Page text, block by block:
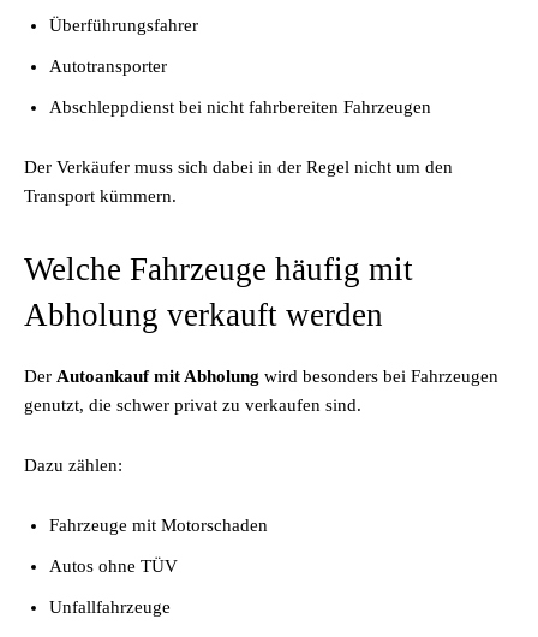
Überführungsfahrer
Autotransporter
Abschleppdienst bei nicht fahrbereiten Fahrzeugen
Der Verkäufer muss sich dabei in der Regel nicht um den
Transport kümmern.
Welche Fahrzeuge häufig mit
Abholung verkauft werden
Der Autoankauf mit Abholung wird besonders bei Fahrzeugen
genutzt, die schwer privat zu verkaufen sind.
Dazu zählen:
Fahrzeuge mit Motorschaden
Autos ohne TÜV
Unfallfahrzeuge